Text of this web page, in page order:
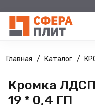
Главная Каталог
Кромка
19 * 0,4 ГП